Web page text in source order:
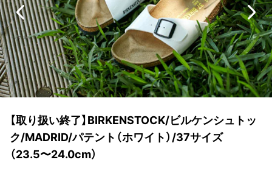
【取り扱い終了】BIRKENSTOCK/ビルケンシュトッ
ク/MADRID/パテント（ホワイト）/37サイズ
（23.5〜24.0cm）